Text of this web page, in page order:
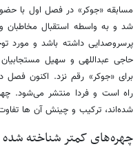
مسابقه «جوکر» در فصل اول با
شد و به واسطه استقبال مخاطبان
پرسروصدایی داشته باشد و مورد
حاجی عبداللهی و سهیل
برای «جوکر» رقم نزد. اکنون
راه است و فردا منتشر می‌شود.
شده‌اند، ترکیب و چینش آن ها
چهره‌های کمتر شناخته شده